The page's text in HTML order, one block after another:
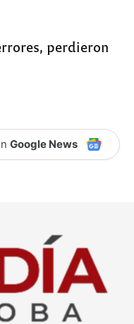
perdieron
Google News